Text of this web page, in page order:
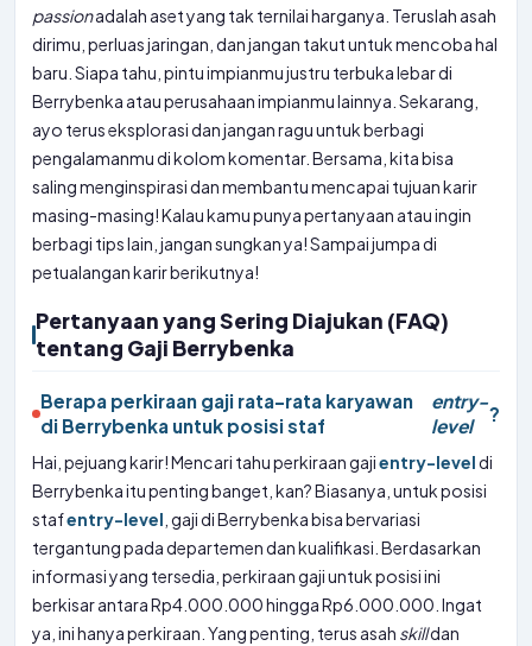
passionadalah aset yang tak ternilai harganya. Teruslah asah
dirimu, perluas jaringan, dan jangan takut untuk mencoba hal
baru. Siapa tahu, pintu impianmu justru terbuka lebar di
Berrybenka atau perusahaan impianmu lainnya. Sekarang,
ayo terus eksplorasi dan jangan ragu untuk berbagi
pengalamanmu di kolom komentar. Bersama, kita bisa
saling menginspirasi dan membantu mencapai tujuan karir
masing-masing! Kalau kamu punya pertanyaan atau ingin
berbagi tips lain, jangan sungkan ya! Sampai jumpa di
petualangan karir berikutnya!
Pertanyaan yang Sering Diajukan (FAQ)
tentang Gaji Berrybenka
Berapa perkiraan gaji rata-rata karyawan
di Berrybenka untuk posisi staf
entry-
level
?
Hai, pejuang karir! Mencari tahu perkiraan gajientry-leveldi
Berrybenka itu penting banget, kan? Biasanya, untuk posisi
stafentry-level , gaji di Berrybenka bisa bervariasi
tergantung pada departemen dan kualifikasi. Berdasarkan
informasi yang tersedia, perkiraan gaji untuk posisi ini
berkisar antara Rp4.000.000 hingga Rp6.000.000. Ingat
ya, ini hanya perkiraan. Yang penting, terus asah skilldan